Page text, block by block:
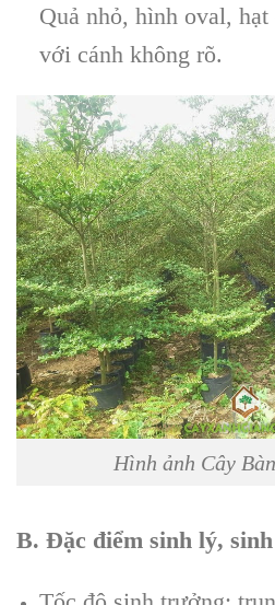
Quả nhỏ, hình oval,
với cánh không rõ.
Hình ảnh Cây
B. Đặc điểm sinh lý,